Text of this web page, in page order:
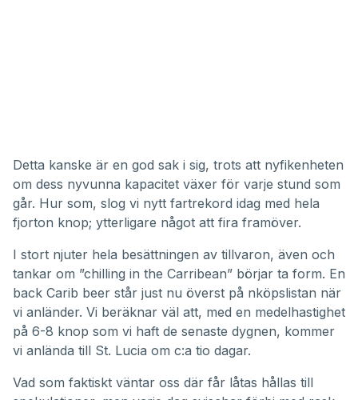
Detta kanske är en god sak i sig, trots att nyfikenheten
om dess nyvunna kapacitet växer för varje stund som
går. Hur som, slog vi nytt fartrekord idag med hela
fjorton knop; ytterligare något att fira framöver.
I stort njuter hela besättningen av tillvaron, även och
tankar om ”chilling in the Carribean” börjar ta form. En
back Carib beer står just nu överst på nköpslistan när
vi anländer. Vi beräknar väl att, med en medelhastighet
på 6-8 knop som vi haft de senaste dygnen, kommer
vi anlända till St. Lucia om c:a tio dagar.
Vad som faktiskt väntar oss där får låtas hållas till